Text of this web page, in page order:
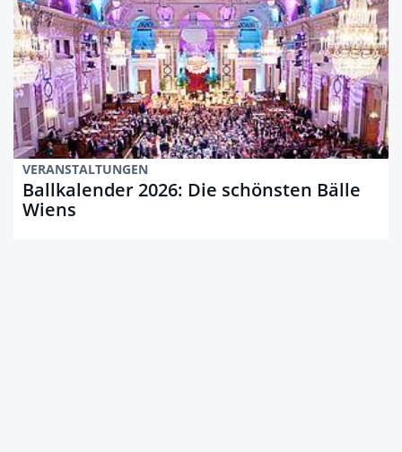
VERANSTALTUNGEN
Ballkalender 2026: Die schönsten Bälle
Wiens